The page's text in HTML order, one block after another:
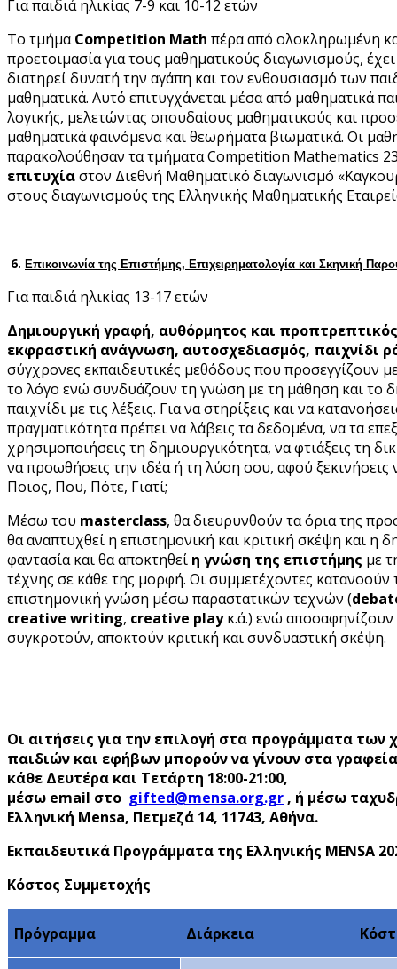
Για παιδιά ηλικίας 7-9 και 10-12 ετών
Το τμήμαCompetition Math πέρα από ολοκληρωμένη
προετοιμασία για τους μαθηματικούς διαγωνισμούς,
διατηρεί δυνατή την αγάπη και τον ενθουσιασμό των
μαθηματικά. Αυτό επιτυγχάνεται μέσα από μαθηματικά
λογικής, μελετώντας σπουδαίους μαθηματικούς και
μαθηματικά φαινόμενα και θεωρήματα βιωματικά. Οι
παρακολούθησαν τα τμήματα Competition Mathematics
επιτυχίαστον Διεθνή Μαθηματικό διαγωνισμό
στους διαγωνισμούς της Ελληνικής Μαθηματικής
6. Επικοινωνία της Επιστήμης, Επιχειρηματολογία και Σκηνική
Για παιδιά ηλικίας 13-17 ετών
Δημιουργική γραφή, αυθόρμητος και
εκφραστική ανάγνωση, αυτοσχεδιασμός, παιχνίδι
σύγχρονες εκπαιδευτικές μεθόδους που προσεγγίζουν
το λόγο ενώ συνδυάζουν τη γνώση με τη μάθηση και το
παιχνίδι με τις λέξεις. Για να στηρίξεις και να
πραγματικότητα πρέπει να λάβεις τα δεδομένα, να τα
χρησιμοποιήσεις τη δημιουργικότητα, να φτιάξεις τη
να προωθήσεις την ιδέα ή τη λύση σου, αφού ξεκινήσεις
Ποιος, Που, Πότε, Γιατί;
Μέσω του masterclass, θα διευρυνθούν τα όρια της
θα αναπτυχθεί η επιστημονική και κριτική σκέψη και η
φαντασία και θα αποκτηθεί η γνώση της επιστήμης με
τέχνης σε κάθε της μορφή. Οι συμμετέχοντες
επιστημονική γνώση μέσω παραστατικών τεχνών (
creative writing, creative playκ.ά.) ενώ αποσαφηνίζουν
συγκροτούν, αποκτoύν κριτική και συνδυαστική σκέψη.
Οι αιτήσεις για την επιλογή στα προγράμματα των
παιδιών και εφήβων μπορούν να γίνουν στα
κάθε Δευτέρα και Τετάρτη 18:00-21:00,
μέσω email στο
, ή μέσω
Ελληνική Mensa, Πετμεζά 14, 11743, Αθήνα.
Εκπαιδευτικά Προγράμματα της Ελληνικής MENSA
Κόστος Συμμετοχής
Πρόγραμμα Διάρκεια